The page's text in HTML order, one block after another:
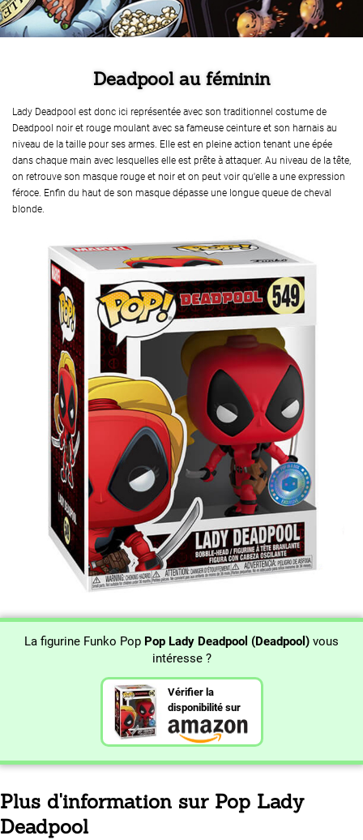
Deadpool au féminin
Lady Deadpool est donc ici représentée avec son traditionnel costume de
Deadpool noir et rouge moulant avec sa fameuse ceinture et son harnais au
niveau de la taille pour ses armes. Elle est en pleine action tenant une épée
dans chaque main avec lesquelles elle est prête à attaquer. Au niveau de la tête,
on retrouve son masque rouge et noir et on peut voir qu'elle a une expression
féroce. Enfin du haut de son masque dépasse une longue queue de cheval
blonde.
La figurine Funko Pop Pop Lady Deadpool (Deadpool) vous
intéresse ?
Vérifier la
disponibilité sur
Plus d'information sur Pop Lady
Deadpool